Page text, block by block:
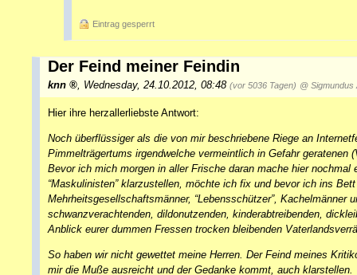
Eintrag gesperrt
Der Feind meiner Feindin
knn Wednesday, 24.10.2012, 08:48 (vor 5036 Tagen) @ Sigmundus
Hier ihre herzallerliebste Antwort:
Noch überflüssiger als die von mir beschriebene Riege an
Pimmelträgertums irgendwelche vermeintlich in Gefahr geratenen
Bevor ich mich morgen in aller Frische daran mache hier
“Maskulinisten” klarzustellen, möchte ich fix und bevor ich ins
Mehrheitsgesellschaftsmänner, “Lebensschützer”,
schwanzverachtenden, dildonutzenden, kinderabtreibenden,
Anblick eurer dummen Fressen trocken bleibenden
So haben wir nicht gewettet meine Herren. Der Feind meines
mir die Muße ausreicht und der Gedanke kommt, auch